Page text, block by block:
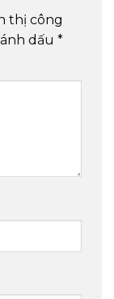
thị công
dấu *